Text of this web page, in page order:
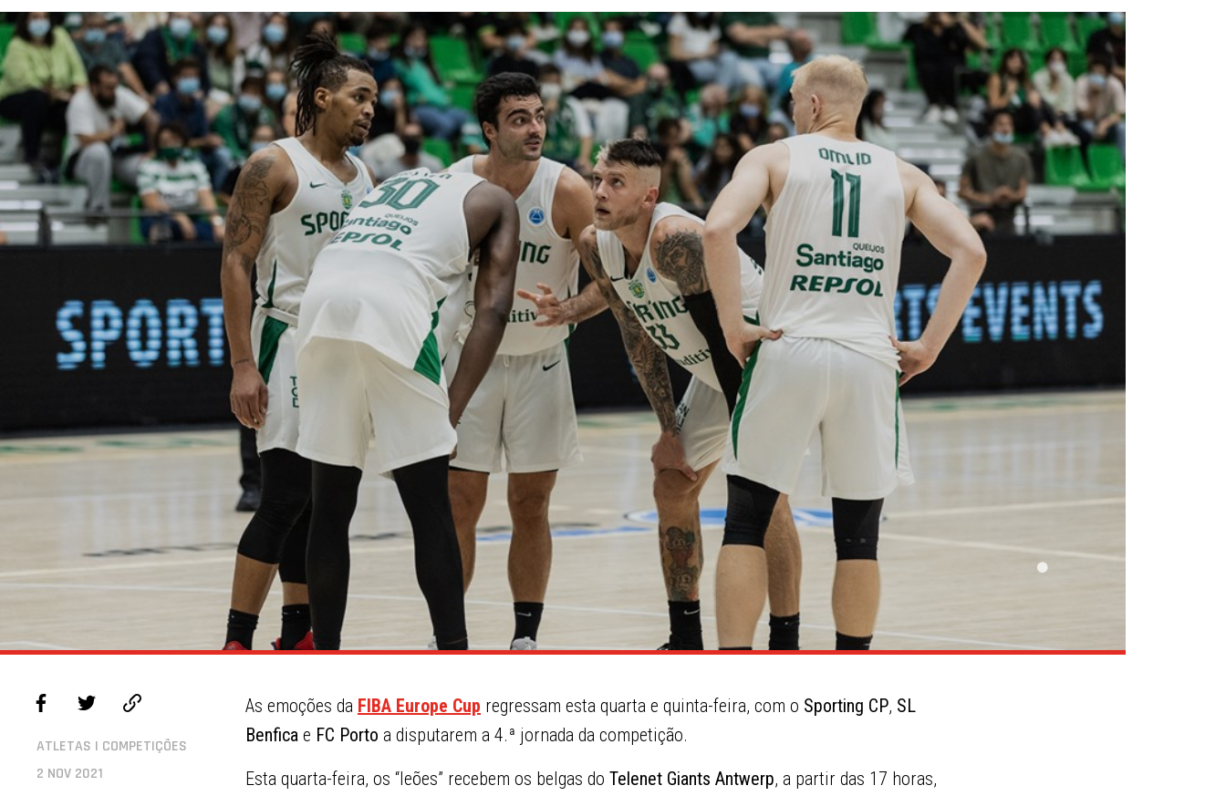
SELEÇÕES
MINIBASQUETE
ÁREA TÉCNICA
PROJETOS
ATLETAS | COMPETIÇÕES
2 NOV 2021
As emoções da FIBA Europe Cup regressam esta quarta e quinta-feira, com o Sporting CP, SL
Benfica e FC Porto a disputarem a 4.ª jornada da competição.
Esta quarta-feira, os “leões” recebem os belgas do Telenet Giants Antwerp, a partir das 17 horas,